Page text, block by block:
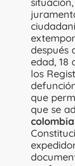
después
edad, 18
los
que
que se